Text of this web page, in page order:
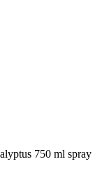
750 ml spray